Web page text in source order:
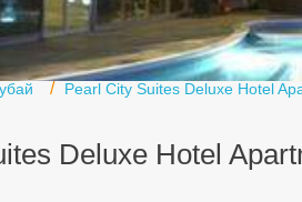
Pearl City Suites Deluxe Hotel
Deluxe Hotel